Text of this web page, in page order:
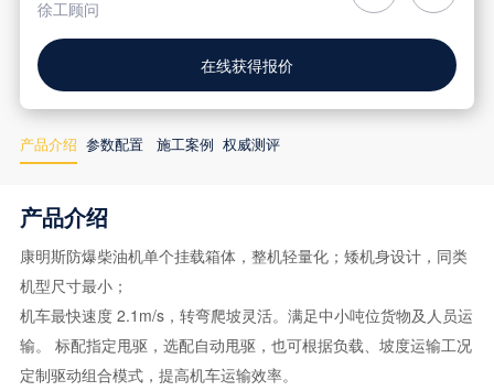
徐工顾问
在线获得报价
产品介绍 参数配置 施工案例 权威测评
产品介绍
康明斯防爆柴油机单个挂载箱体，整机轻量化；矮机身设计，同类
机型尺寸最小；
机车最快速度 2.1m/s，转弯爬坡灵活。满足中小吨位货物及人员运
输。 标配指定甩驱，选配自动甩驱，也可根据负载、坡度运输工况
定制驱动组合模式，提高机车运输效率。